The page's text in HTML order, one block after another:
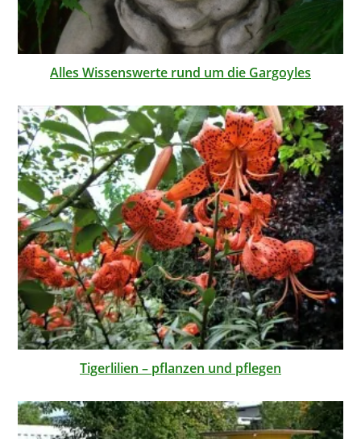
Alles Wissenswerte rund um die Gargoyles
Tigerlilien – pflanzen und pflegen